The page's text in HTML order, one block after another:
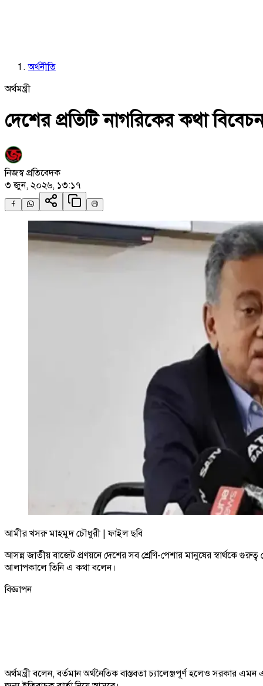
অর্থনীতি
অর্থমন্ত্রী
দেশের প্রতিটি নাগরিকের কথা
নিজস্ব প্রতিবেদক
৩ জুন, ২০২৬, ১৩:১৭
আমীর খসরু মাহমুদ চৌধুরী | ফাইল ছবি
আসন্ন জাতীয় বাজেট প্রণয়নে দেশের সব শ্রেণি-পেশার মানুষের স্বার্থকে
আলাপকালে তিনি এ কথা বলেন।
বিজ্ঞাপন
অর্থমন্ত্রী বলেন, বর্তমান অর্থনৈতিক বাস্তবতা চ্যালেঞ্জপূর্ণ হলেও সরকার